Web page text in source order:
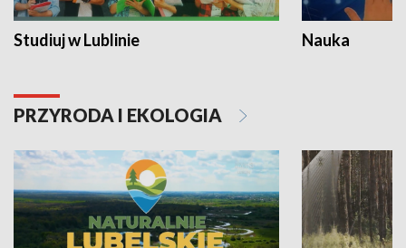
Studiuj w Lublinie Nauka
PRZYRODA I EKOLOGIA